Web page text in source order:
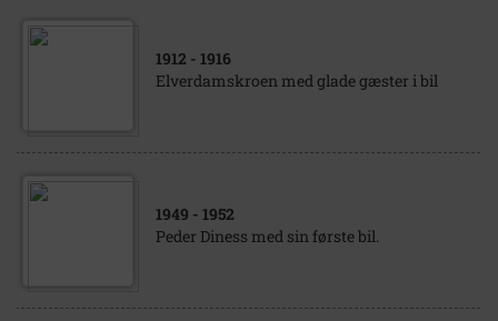
1912 - 1916
Elverdamskroen med glade gæster i bil
1949 - 1952
Peder Diness med sin første bil.